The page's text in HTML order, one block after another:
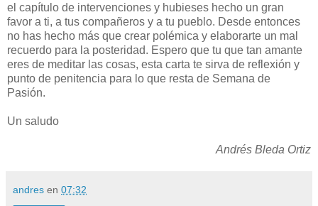
el capítulo de intervenciones y hubieses hecho un gran
favor a ti, a tus compañeros y a tu pueblo. Desde entonces
no has hecho más que crear polémica y elaborarte un mal
recuerdo para la posteridad. Espero que tu que tan amante
eres de meditar las cosas, esta carta te sirva de reflexión y
punto de penitencia para lo que resta de Semana de
Pasión.
Un saludo
Andrés Bleda Ortiz
andres en 07:32